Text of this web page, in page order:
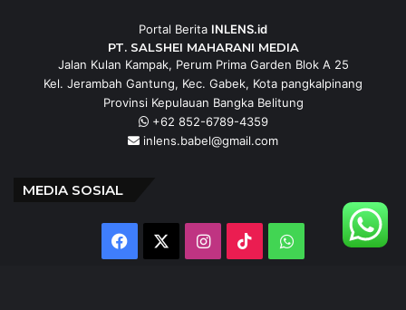
Portal Berita INLENS.id
PT. SALSHEI MAHARANI MEDIA
Jalan Kulan Kampak, Perum Prima Garden Blok A 25
Kel. Jerambah Gantung, Kec. Gabek, Kota pangkalpinang
Provinsi Kepulauan Bangka Belitung
+62 852-6789-4359
inlens.babel@gmail.com
MEDIA SOSIAL
Facebook Instagram
TikTokWhatsApp